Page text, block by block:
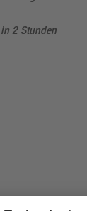
2 Stunden